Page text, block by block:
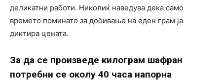
деликатни работи. Николиќ наведува дека само
времето поминато за добивање на еден грам ја
диктира цената.
За да се произведе килограм шафран
потребни се околу 40 часа напорна